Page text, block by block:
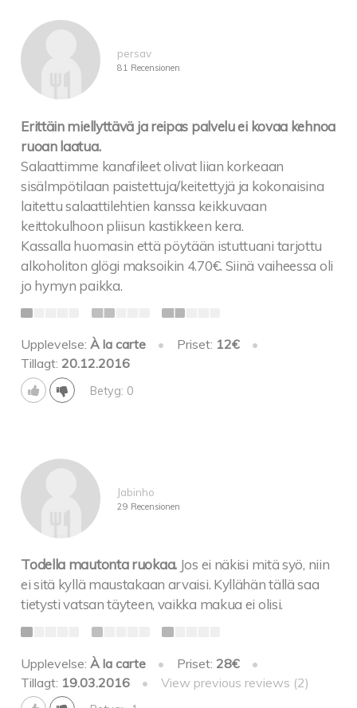
persav
81 Recensionen
Erittäin miellyttävä ja reipas palvelu ei kovaa kehnoa
ruoan laatua.
Salaattimme kanafileet olivat liian korkeaan
sisälmpötilaan paistettuja/keitettyjä ja kokonaisina
laitettu salaattilehtien kanssa keikkuvaan
keittokulhoon pliisun kastikkeen kera.
Kassalla huomasin että pöytään istuttuani tarjottu
alkoholiton glögi maksoikin 4.70€. Siinä vaiheessa oli
jo hymyn paikka.
Upplevelse:À la carte • Priset: 12€
•
Tillagt: 20.12.2016
Betyg: 0
Jabinho
29 Recensionen
Todella mautonta ruokaa. Jos ei näkisi mitä syö, niin
ei sitä kyllä maustakaan arvaisi. Kyllähän tällä saa
tietysti vatsan täyteen, vaikka makua ei olisi.
Upplevelse:À la carte • Priset: 28€
•
Tillagt: 19.03.2016 • View previous reviews (2)